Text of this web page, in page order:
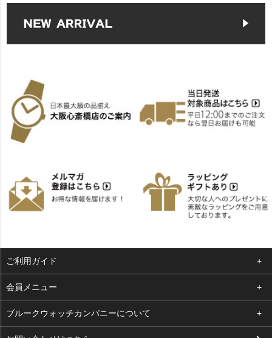
ご利用ガイド
よくある質問
支払い・送料
会員メニュー
ログイン
ブルークウォッチカンパニーについて